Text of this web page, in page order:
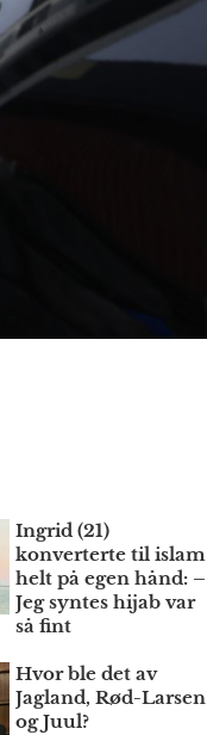
Ingrid (21)
konverterte til islam
helt på egen hånd: –
Jeg syntes hijab var
så fint
Hvor ble det av
Jagland, Rød-Larsen
og Juul?